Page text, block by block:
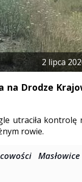
2 lipca
na Drodze
utraciła kontrolę
rowie.
Masłowice